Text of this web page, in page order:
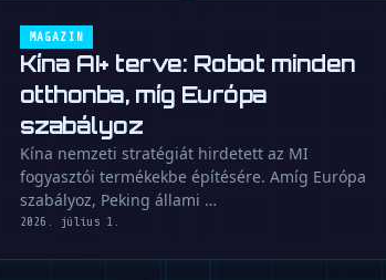
MAGAZIN
Kína AI+ terve: Robot minden
otthonba, míg Európa
szabályoz
Kína nemzeti stratégiát hirdetett az MI
fogyasztói termékekbe építésére. Amíg Európa
szabályoz, Peking állami …
2026. július 1.